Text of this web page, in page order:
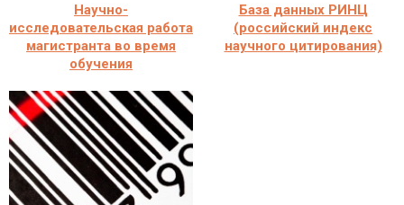
Научно-
исследовательская работа
магистранта во время
обучения
База данных РИНЦ
(российский индекс
научного цитирования)